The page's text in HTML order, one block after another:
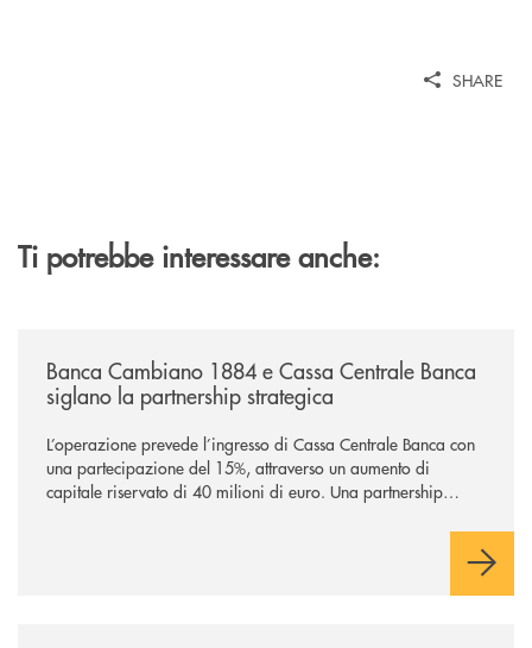
SHARE
Ti potrebbe interessare anche:
Banca Cambiano 1884 e Cassa Centrale Banca
siglano la partnership strategica
L’operazione prevede l’ingresso di Cassa Centrale Banca con
una partecipazione del 15%, attraverso un aumento di
capitale riservato di 40 milioni di euro. Una partnership
comuni e sulla prossimità ai territori, per ampliare l’offerta e